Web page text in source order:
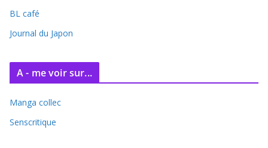
BL café
Journal du Japon
A - me voir sur...
Manga collec
Senscritique